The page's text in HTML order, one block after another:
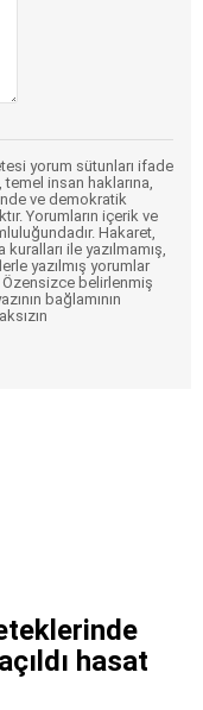
yorum sütunları ifade
temel insan haklarına,
ve demokratik
Yorumların içerik ve
Hakaret,
ile yazılmamış,
yazılmış yorumlar
Özensizce belirlenmiş
bağlamının
hasat